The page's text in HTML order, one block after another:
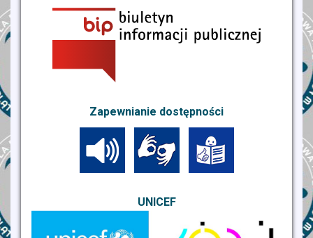
Zapewnianie dostępności
UNICEF